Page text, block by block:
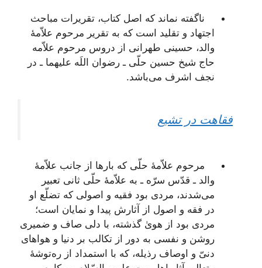
ناگفته نماند که اصل کتاب، تقریرات مباحث
اجتهاد و تقلید است که به تقریر مرحوم علاّمۀ
والد، حسینی طهرانی از دروس مرحوم علاّمه
حاج شیخ حسین حلّی ـ رضوان اللَه علیهما ـ در
نجف اشرف می‌باشد.
فقاهت در تشیع
مرحوم علاّمۀ حلّی که بارها از جانب علاّمۀ
والد ـ قدّس سرّه ـ به علاّمۀ حلّی ثانی تعبیر
می‌شدند، مردی بود فقیه و اصولی که تضلّع او
در فقه و اصول از آثارش پیدا و نمایان است؛
مردی بود از هویٰ گذشته، با دلی صاف و ضمیری
روشن و نفسی به دور از تکالب بر دنیا و هواهای
دنیّ و اوصاف رذیله، که با استمداد از ره‌توشۀ